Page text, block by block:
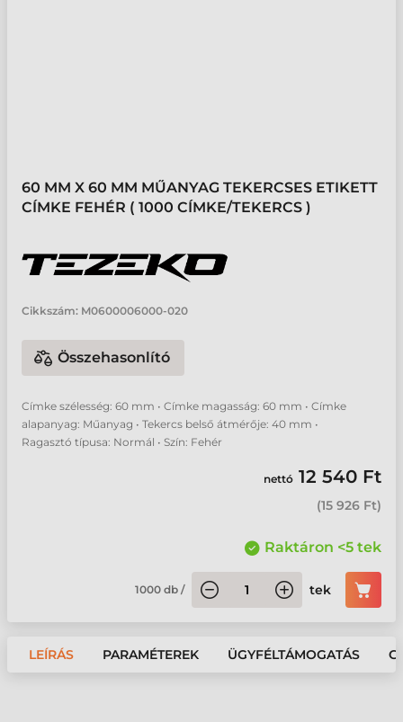
60 MM X 60 MM MŰANYAG TEKERCSES ETIKETT
CÍMKE FEHÉR ( 1000 CÍMKE/TEKERCS )
Cikkszám: M0600006000-020
Összehasonlító
Címke szélesség: 60 mm • Címke magasság: 60 mm • Címke
alapanyag: Műanyag • Tekercs belső átmérője: 40 mm •
Ragasztó típusa: Normál • Szín: Fehér
nettó 12 540 Ft
(15 926 Ft)
Raktáron <5 tek
1000 db / tek
LEÍRÁS PARAMÉTEREK ÜGYFÉLTÁMOGATÁS